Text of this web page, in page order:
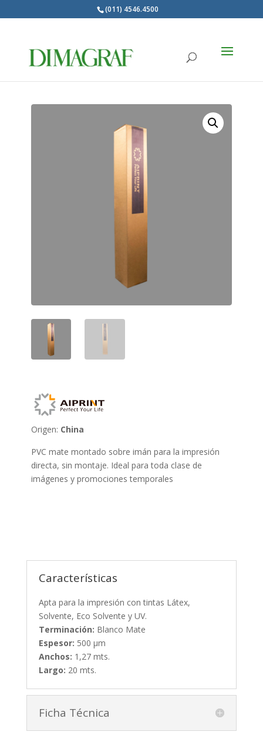
(011) 4546.4500
Origen: China
PVC mate montado sobre imán para la impresión
directa, sin montaje. Ideal para toda clase de
imágenes y promociones temporales
Características
Apta para la impresión con tintas Látex,
Solvente, Eco Solvente y UV.
Terminación: Blanco Mate
Espesor: 500 µm
Anchos: 1,27 mts.
Largo: 20 mts.
Ficha Técnica